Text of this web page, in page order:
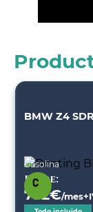
BMW Z4
Gasolina
Desde:
752€/